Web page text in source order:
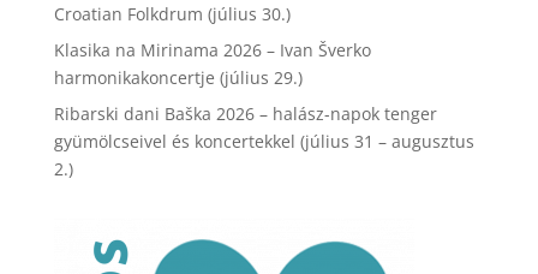
Croatian Folkdrum (július 30.)
Klasika na Mirinama 2026 – Ivan Šverko
harmonikakoncertje (július 29.)
Ribarski dani Baška 2026 – halász-napok tenger
gyümölcseivel és koncertekkel (július 31 – augusztus
2.)